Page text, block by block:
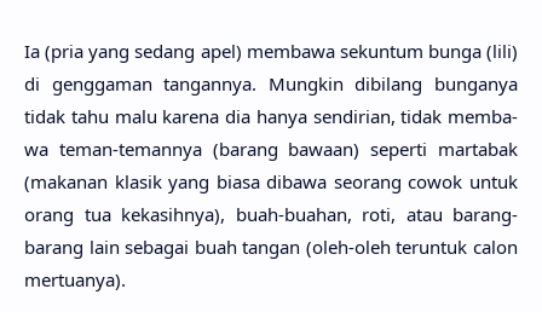
Ia (pria yang sedang apel) memba­wa sekun­tum bunga (lili)
di gengga­man tangan­nya. Mung­kin dibi­lang bunga­nya
tidak tahu malu kare­na dia hanya sendiri­an, tidak memba­
wa teman-teman­nya (barang bawa­an) seper­ti marta­bak
(maka­nan kla­sik yang biasa diba­wa seo­rang cowok untuk
orang tua kekasih­nya), buah-bua­han, roti, atau barang-
barang lain seba­gai buah tangan (oleh-oleh terun­tuk calon
mertua­nya).